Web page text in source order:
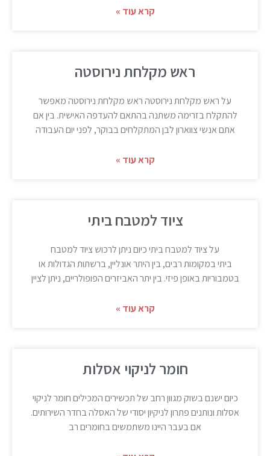
קרא עוד »
ראש מקלחת נירוסטה
על ראש מקלחת נירוסטה ראש מקלחת נירוסטה מאפשר
להתקלח בזרימה משתנה בהתאם להעדפה האישית. בין אם
אתם אנשי צווארון לבן המתקלחים בבוקר, לפני יום העבודה
קרא עוד »
ציוד למטבח ביתי
על ציוד למטבח ביתי כיום ניתן לרכוש ציוד למטבח
ביתי במקומות רבים, בין היתר אונליין, ברשתות הגדולות או
בטמבוריות באופן פיזי. בין יתר האביזרים הפופולריים, ניתן לציין
קרא עוד »
חומר לניקוי אסלות
כיום ישנם בשוק מגוון רחב של תכשירים המכילים חומר לניקוי
אסלות ונותנים פתרון לניקיון יסודי של האסלה בחדר השירותים.
אם בעבר היינו משתמשים בחומרים רב